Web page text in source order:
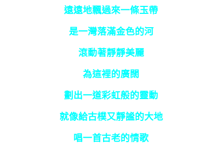
遠遠地飄過來一條玉帶
是一灣落滿金色的河
滾動著靜靜美麗
為這裡的廣闊
劃出一道彩虹般的靈動
就像給古樸又靜謐的大地
唱一首古老的情歌